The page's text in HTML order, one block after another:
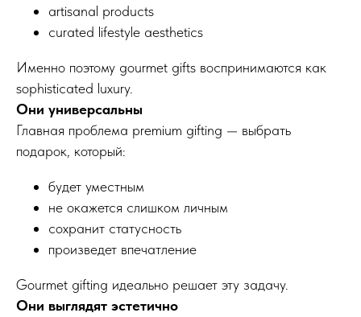
artisanal products
curated lifestyle aesthetics
Именно поэтому gourmet gifts воспринимаются как
sophisticated luxury.
Они универсальны
Главная проблема premium gifting — выбрать
подарок, который:
будет уместным
не окажется слишком личным
сохранит статусность
произведет впечатление
Gourmet gifting идеально решает эту задачу.
Они выглядят эстетично